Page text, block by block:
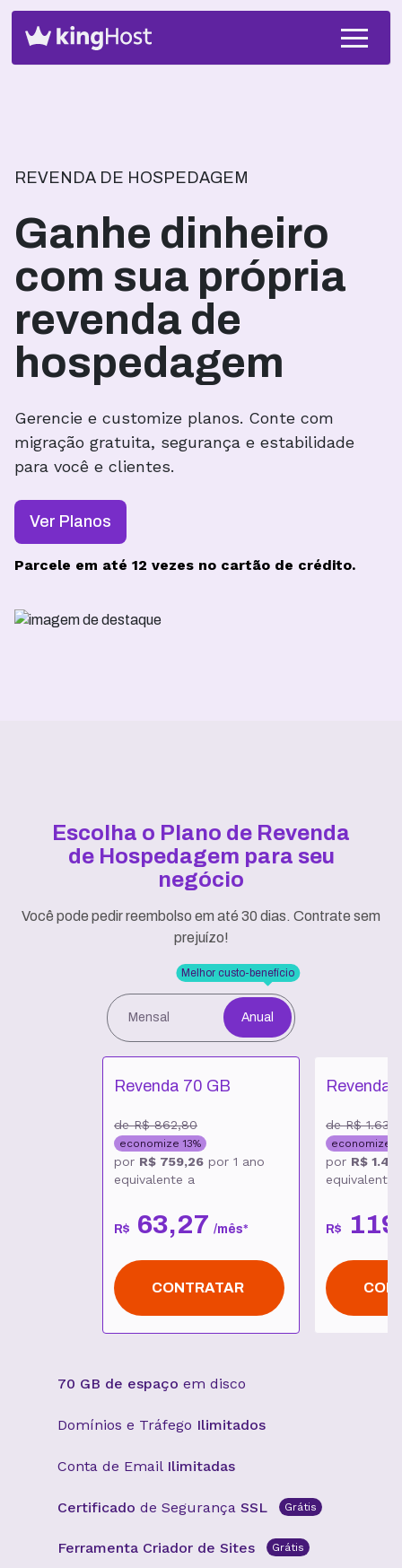
REVENDA DE HOSPEDAGEM
Ganhe dinheiro
com sua própria
revenda de
hospedagem
Gerencie e customize planos. Conte com
migração gratuita, segurança e estabilidade
para você e clientes.
Ver Planos
Parcele em até 12 vezes no cartão de crédito.
Escolha o Plano de Revenda
de Hospedagem para seu
negócio
Você pode pedir reembolso em até 30 dias. Contrate sem
prejuízo!
Mensal Anual
Melhor custo-benefício
Revenda 70 GB
deR$ 862,80
economize 13%
por R$ 759,26 por 1 ano
equivalente a
R$ 63,27 /mês*
CONTRATAR
Revenda
deR$
economize
por R$
equivalente
R$ 119
70 GB de espaço em disco
Domínios e Tráfego Ilimitados
Conta de Email Ilimitadas
Certificado de Segurança SSL Grátis
Ferramenta Criador de Sites Grátis